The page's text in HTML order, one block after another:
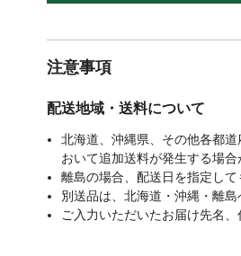
注意事項
配送地域・送料について
北海道、沖縄県、その他各都
おいて追加送料が発生する場合
離島の場合、配送日を指定して
別送品は、北海道・沖縄・離島
ご入力いただいたお届け先名